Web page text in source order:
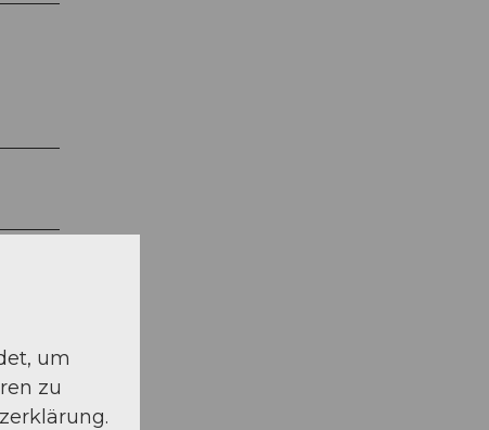
-
um
zu